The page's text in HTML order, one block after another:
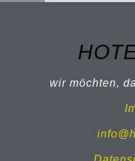
wir möchten,